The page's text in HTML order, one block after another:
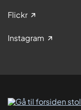
Flickr
Instagram